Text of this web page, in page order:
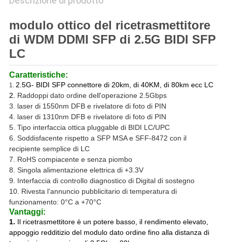
modulo ottico del ricetrasmettitore
di WDM DDMI SFP di 2.5G BIDI SFP
LC
Caratteristiche:
1. 2.5G- BIDI SFP connettore di 20km, di 40KM, di 80km ecc LC
2. Raddoppi dato ordine dell'operazione 2.5Gbps
3. laser di 1550nm DFB e rivelatore di foto di PIN
4. laser di 1310nm DFB e rivelatore di foto di PIN
5. Tipo interfaccia ottica pluggable di BIDI LC/UPC
6. Soddisfacente rispetto a SFP MSA e SFF-8472 con il
recipiente semplice di LC
7. RoHS compiacente e senza piombo
8. Singola alimentazione elettrica di +3.3V
9. Interfaccia di controllo diagnostico di Digital di sostegno
10. Rivesta l'annuncio pubblicitario di temperatura di
funzionamento: 0°C a +70°C
Vantaggi:
1. Il ricetrasmettitore è un potere basso, il rendimento elevato,
appoggio redditizio del modulo dato ordine fino alla distanza di